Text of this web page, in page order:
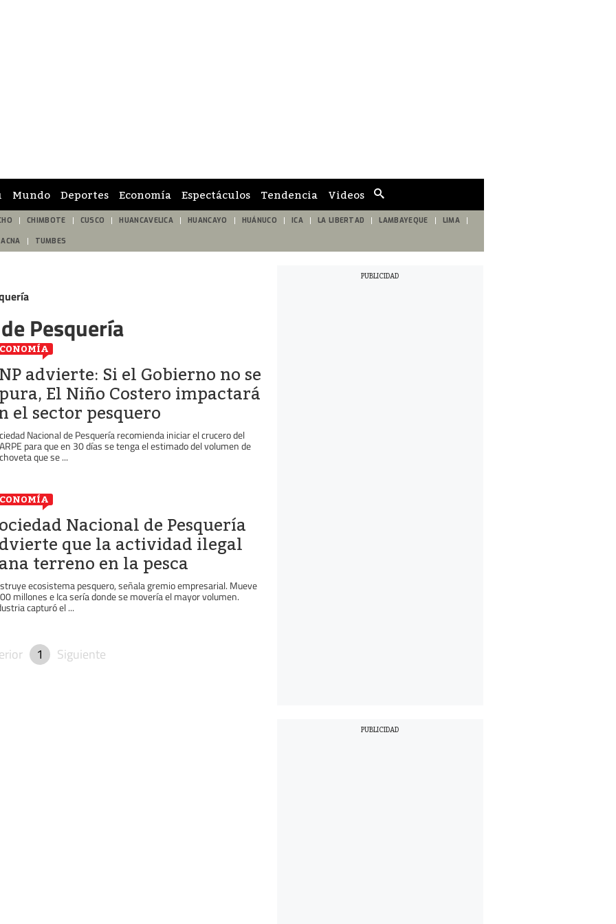
de
búsqueda
Mundo Deportes Economía Espectáculos Tendencia Videos
CHIMBOTE CUSCO HUANCAVELICA HUANCAYO HUÁNUCO ICA LA LIBERTAD LAMBAYEQUE LIMA
TUMBES
Pesquería
advierte: Si el Gobierno no se
El Niño Costero impactará
el sector pesquero
Nacional de Pesquería recomienda iniciar el crucero del
para que en 30 días se tenga el estimado del volumen de
que se ...
Nacional de Pesquería
que la actividad ilegal
terreno en la pesca
ecosistema pesquero, señala gremio empresarial. Mueve
millones e Ica sería donde se movería el mayor volumen.
capturó el ...
1 Siguiente